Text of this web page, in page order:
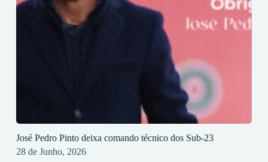
José Pedro Pinto deixa comando técnico dos Sub-23
28 de Junho, 2026